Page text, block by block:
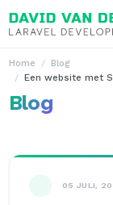
Ga naar inhoud
Home
Blog
Een website met
Blog
05 JULI,